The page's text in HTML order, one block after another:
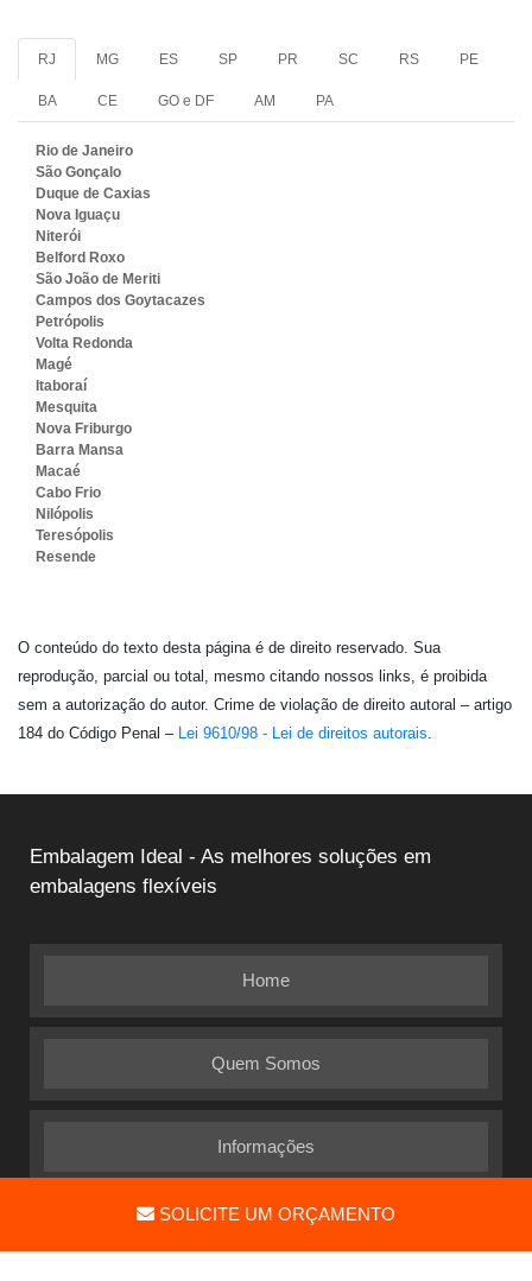
SOLICITE UM ORÇAMENTO
RJ MG ES SP PR SC RS PE
BA CE GO e DF AM PA
Rio de Janeiro
São Gonçalo
Duque de Caxias
Nova Iguaçu
Niterói
Belford Roxo
São João de Meriti
Campos dos Goytacazes
Petrópolis
Volta Redonda
Magé
Itaboraí
Mesquita
Nova Friburgo
Barra Mansa
Macaé
Cabo Frio
Nilópolis
Teresópolis
Resende
O conteúdo do texto desta página é de direito reservado. Sua
reprodução, parcial ou total, mesmo citando nossos links, é proibida
sem a autorização do autor. Crime de violação de direito autoral – artigo
184 do Código Penal –
Lei 9610/98 - Lei de direitos autorais
Embalagem Ideal - As melhores soluções em
embalagens flexíveis
Home
Quem Somos
Informações
Mapa do site